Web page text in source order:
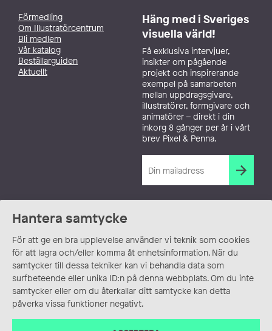
Hantera samtycke
För att ge en bra upplevelse använder vi teknik som cookies
för att lagra och/eller komma åt enhetsinformation. När du
samtycker till dessa tekniker kan vi behandla data som
surfbeteende eller unika ID:n på denna webbplats. Om du inte
samtycker eller om du återkallar ditt samtycke kan detta
påverka vissa funktioner negativt.
Förmedling
Om Illustratörcentrum
Bli medlem
Vår katalog
Beställarguiden
Aktuellt
Häng med i Sveriges
visuella värld!
Få exklusiva intervjuer,
insikter om pågående
projekt och inspirerande
exempel på samarbeten
mellan uppdragsgivare,
illustratörer, formgivare och
animatörer – direkt i din
inkorg 8 gånger per år i vårt
brev Pixel & Penna.